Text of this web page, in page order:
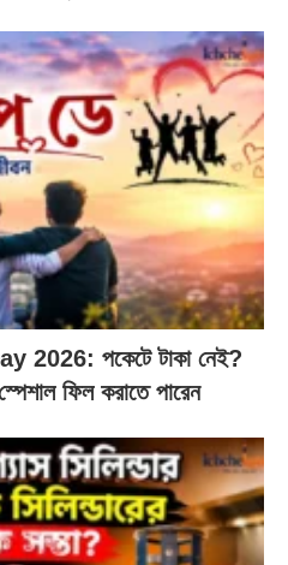
পকেটে টাকা নেই?
ফিল করাতে পারেন